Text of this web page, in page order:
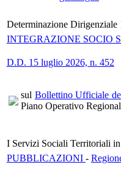
Determinazione
INTEGRAZIONE SOCIO
D.D. 15 luglio 2026, n. 452
sul Bollettino Ufficiale
Piano Operativo
I Servizi Sociali Territoriali
PUBBLICAZIONI -